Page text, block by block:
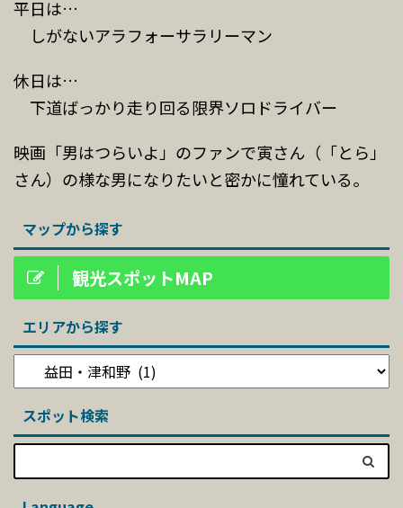
平日は…
しがないアラフォーサラリーマン
休日は…
下道ばっかり走り回る限界ソロドライバー
映画「男はつらいよ」のファンで寅さん（「とら」
さん）の様な男になりたいと密かに憧れている。
マップから探す
観光スポットMAP
エリアから探す
スポット検索